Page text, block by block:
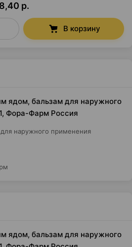
р.
В корзину
ядом, бальзам для наружного
Фора-Фарм Россия
наружного применения
ядом, бальзам для наружного